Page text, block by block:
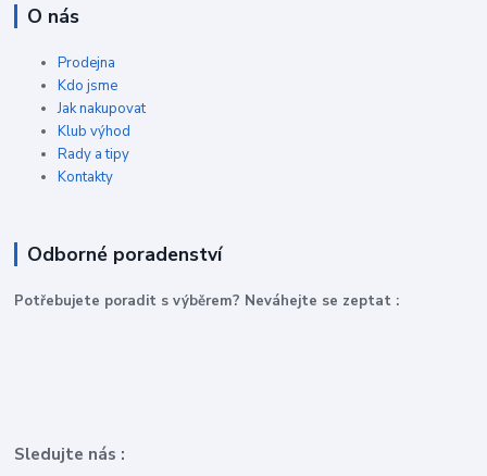
O nás
Prodejna
Kdo jsme
Jak nakupovat
Klub výhod
Rady a tipy
Kontakty
Odborné poradenství
Potřebujete poradit s výběrem? Neváhejte se zeptat :
Sledujte nás :